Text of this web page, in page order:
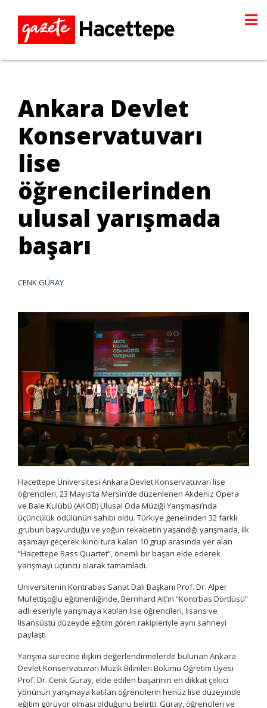
Ankara Devlet
Konservatuvarı
lise
öğrencilerinden
ulusal yarışmada
başarı
CENK GÜRAY
Hacettepe Üniversitesi Ankara Devlet Konservatuvarı lise
öğrencileri, 23 Mayıs’ta Mersin’de düzenlenen Akdeniz Opera
ve Bale Kulübü (AKOB) Ulusal Oda Müziği Yarışması’nda
üçüncülük ödülünün sahibi oldu. Türkiye genelinden 32 farklı
grubun başvurduğu ve yoğun rekabetin yaşandığı yarışmada, ilk
aşamayı geçerek ikinci tura kalan 10 grup arasında yer alan
“Hacettepe Bass Quartet”, önemli bir başarı elde ederek
yarışmayı üçüncü olarak tamamladı.
Üniversitenin Kontrabas Sanat Dalı Başkanı Prof. Dr. Alper
Müfettişoğlu eğitmenliğinde, Bernhard Alt’ın “Kontrbas Dörtlüsü”
adlı eseriyle yarışmaya katılan lise öğrencileri, lisans ve
lisansüstü düzeyde eğitim gören rakipleriyle aynı sahneyi
paylaştı.
Yarışma sürecine ilişkin değerlendirmelerde bulunan Ankara
Devlet Konservatuvarı Müzik Bilimleri Bölümü Öğretim Üyesi
Prof. Dr. Cenk Güray, elde edilen başarının en dikkat çekici
yönünün yarışmaya katılan öğrencilerin henüz lise düzeyinde
eğitim görüyor olması olduğunu belirtti. Güray, öğrencileri ve